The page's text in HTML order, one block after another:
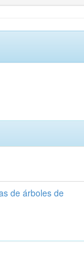
de árboles de